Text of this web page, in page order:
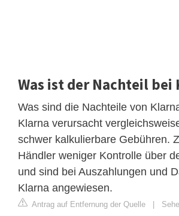
Was ist der Nachteil bei
Was sind die Nachteile von
Klarna verursacht
schwer kalkulierbare Gebühren.
Händler weniger Kontrolle über
und sind bei Auszahlungen und
Klarna angewiesen.
Antrag auf Entfernung der Quelle |